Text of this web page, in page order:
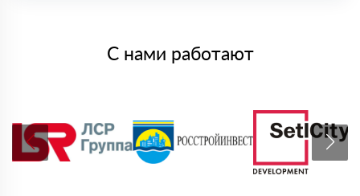
С нами работают